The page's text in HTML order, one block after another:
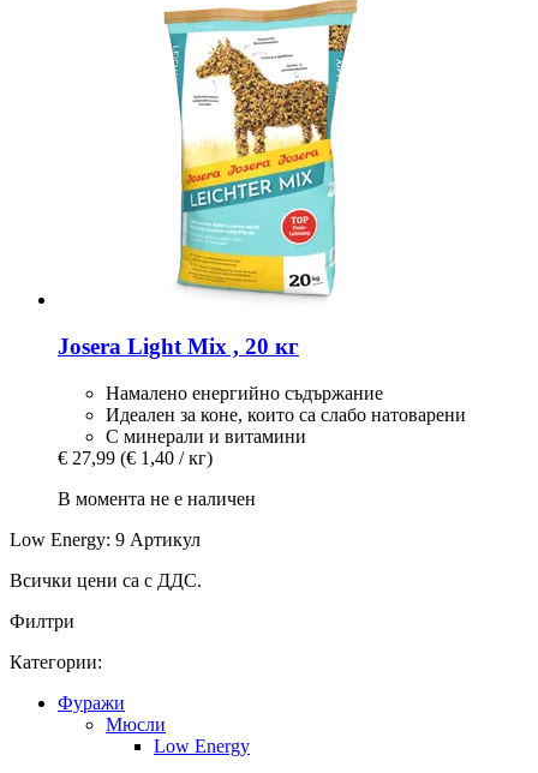
Josera Light Mix , 20 кг
Намалено енергийно съдържание
Идеален за коне, които са слабо натоварени
С минерали и витамини
€ 27,99 (€ 1,40 / кг)
В момента не е наличен
Low Energy: 9 Артикул
Всички цени са с ДДС.
Филтри
Категории:
Фуражи
Мюсли
Low Energy